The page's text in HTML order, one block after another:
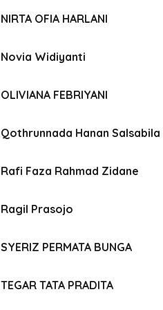
NIRTA OFIA HARLANI
Novia Widiyanti
OLIVIANA FEBRIYANI
Qothrunnada Hanan Salsabila
Rafi Faza Rahmad Zidane
Ragil Prasojo
SYERIZ PERMATA BUNGA
TEGAR TATA PRADITA